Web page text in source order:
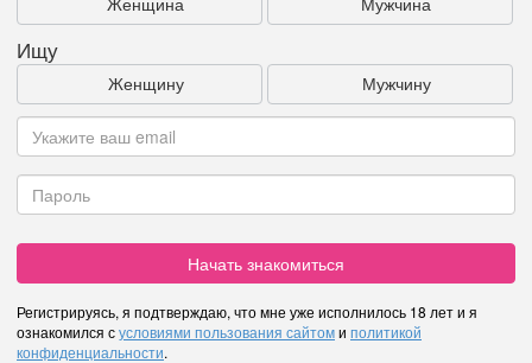
Ищу
Женщину Мужчину
Начать знакомиться
Регистрируясь, я подтверждаю, что мне уже исполнилось 18 лет и я
ознакомился сусловиями пользования сайтоми политикой
конфиденциальности.